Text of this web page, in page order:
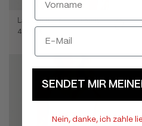
Langärmliger Tanga-Body
49,00 €
SENDET MIR
Nein, danke, ich zahle